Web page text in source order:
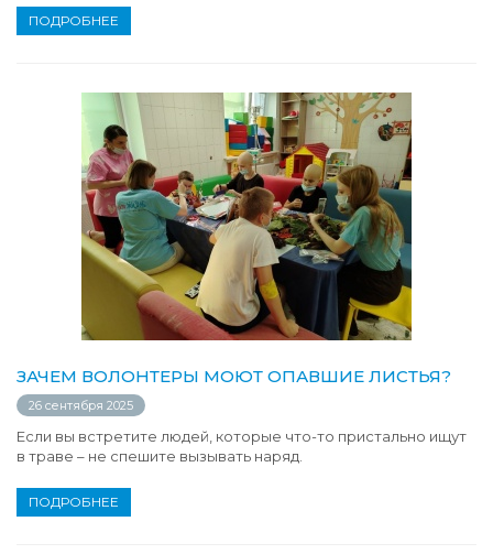
ПОДРОБНЕЕ
ЗАЧЕМ ВОЛОНТЕРЫ МОЮТ ОПАВШИЕ ЛИСТЬЯ?
26 сентября 2025
Если вы встретите людей, которые что-то пристально ищут
в траве – не спешите вызывать наряд.
ПОДРОБНЕЕ